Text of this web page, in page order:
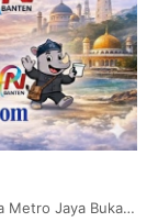
Pendidikan Bintara Polri Gelombang I T.A. 2024